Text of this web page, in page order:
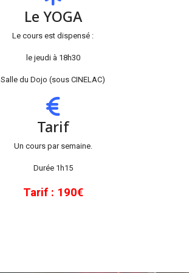
Le YOGA
Le cours est dispensé :
le jeudi à 18h30
Salle du Dojo (sous CINELAC)
Tarif
Un cours par semaine.
Durée 1h15
Tarif : 190€